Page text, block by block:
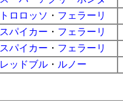
トロロッソ ・ フェラーリ
スパイカー ・ フェラーリ
スパイカー ・ フェラーリ
レッドブル ・ ルノー